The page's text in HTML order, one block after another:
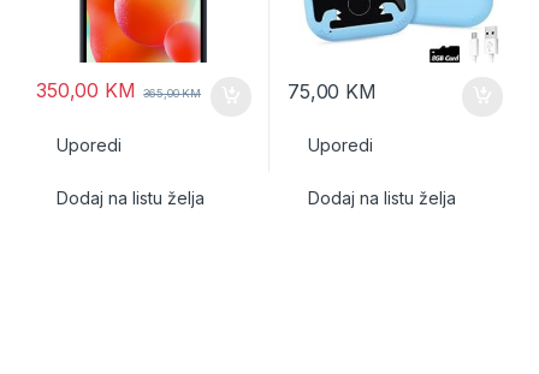
350,00 KM 365,00KM
Uporedi
Dodaj na listu želja
75,00 KM
Uporedi
Dodaj na listu želja